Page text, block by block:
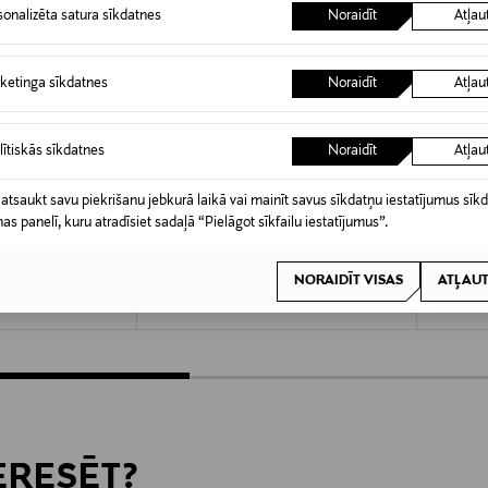
satura sīkdatnes Noraidīt
sīkdatnes Noraidīt
sīkdatnes Noraidīt
atsaukt savu piekrišanu jebkurā laikā vai mainīt savus sīkdatņu iestatījumus
panelī, kuru atradīsiet sadaļā “Pielāgot sīkfailu iestatījumus”.
NORAIDĪT VISAS
40%
IZPĀRDOŠANA 40%
Original Price
POLO
T-krekls
Original
125,00